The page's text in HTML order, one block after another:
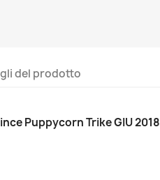
del prodotto
Puppycorn Trike GIU 2018